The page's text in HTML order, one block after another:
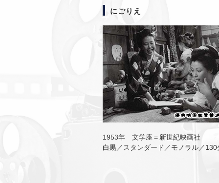
にごりえ
1953年 文学座＝新世紀映画社
白黒／スタンダード／モノラル／130